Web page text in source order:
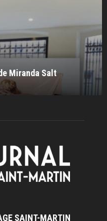
Miranda Salt
SAINT-MARTIN